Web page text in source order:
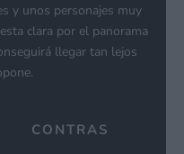
y unos personajes muy
clara por el panorama
llegar tan lejos
CONTRAS